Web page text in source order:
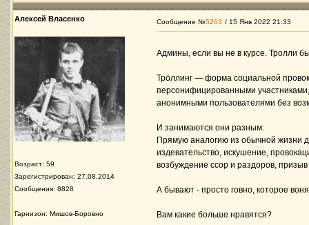
Алексей Власенко
Возраст: 59
Зарегистрирован: 27.08.2014
Сообщения: 8828
Гарнизон: Мишов-Боровно
Сообщение №5263 / 15 Янв 2022 21:33
Админы, если вы не в курсе. Тролли
Тро́ллинг — форма социальной
персонифицированными
анонимными пользователями без
И занимаются они разным:
Прямую аналогию из обычной жизни
издевательство, искушение,
возбуждение ссор и раздоров,
А бывают - просто говно, которое
Вам какие больше нравятся?